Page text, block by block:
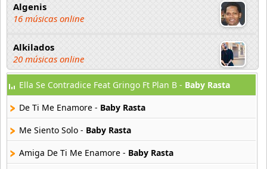
Algenis
16 músicas online
Alkilados
20 músicas online
Andy Boy
42 músicas online
Angel Olmos
9 músicas online
Ella Se Contradice Feat Gringo Ft Plan B - Baby Rasta
De Ti Me Enamore - Baby Rasta
Me Siento Solo - Baby Rasta
Amiga De Ti Me Enamore - Baby Rasta